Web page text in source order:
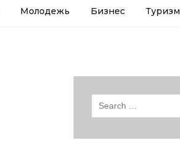
Молодежь Бизнес Туризм
Search